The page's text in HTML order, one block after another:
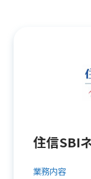
住信SBI
業務内容